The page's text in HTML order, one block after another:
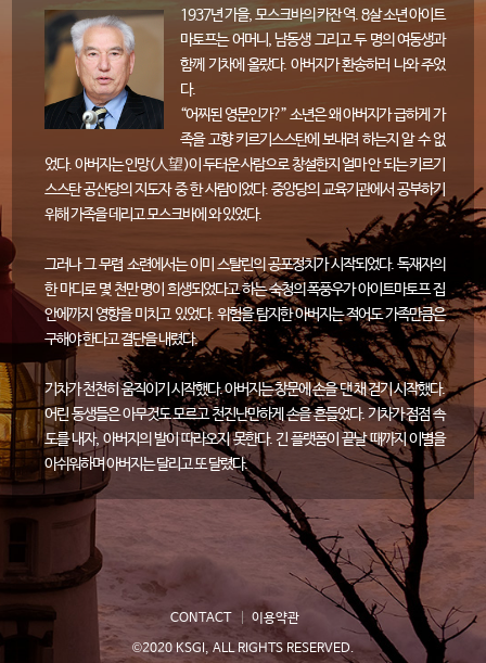
1937년 가을, 모스크바의 카잔 역. 8살 소년 아이트
마토프는 어머니, 남동생 그리고 두 명의 여동생과
함께 기차에 올랐다. 아버지가 환송하러 나와 주었
다.
“어찌된 영문인가?” 소년은 왜 아버지가 급하게 가
족을 고향 키르기스스탄에 보내려 하는지 알 수 없
었다. 아버지는 인망(人望)이 두터운 사람으로 창설한지 얼마 안 되는 키르기
스스탄 공산당의 지도자 중 한 사람이었다. 중앙당의 교육기관에서 공부하기
위해 가족을 데리고 모스크바에 와 있었다.
그러나 그 무렵 소련에서는 이미 스탈린의 공포정치가 시작되었다. 독재자의
한 마디로 몇 천만 명이 희생되었다고 하는 숙청의 폭풍우가 아이트마토프 집
안에까지 영향을 미치고 있었다. 위험을 탐지한 아버지는 적어도 가족만큼은
구해야 한다고 결단을 내렸다.
기차가 천천히 움직이기 시작했다. 아버지는 창문에 손을 댄 채 걷기 시작했다.
어린 동생들은 아무것도 모르고 천진난만하게 손을 흔들었다. 기차가 점점 속
도를 내자, 아버지의 발이 따라오지 못한다. 긴 플랫폼이 끝날 때까지 이별을
아쉬워하며 아버지는 달리고 또 달렸다.
누구에게도 잊을 수 없는 인생의 광경이 있다. 그 한 순간에 생애를 압축한 듯한
순간이 있다. 아이트마토프씨는 그 날이 ‘9월 1일’이었던 것도 기억하고 있다.
카잔 역 근처를 지날 때마다 생각한다. “그 때 아버지 당신께서는 이것이 영원
한 이별이라는 것을 알고 계셨던 것이지요…….”
고향 키르기스스탄의 자연은 아름다웠다. 바람이 달리는 대초원. 푸르른 창공
CONTACT
이용약관
©2020 KSGI, ALL RIGHTS RESERVED.